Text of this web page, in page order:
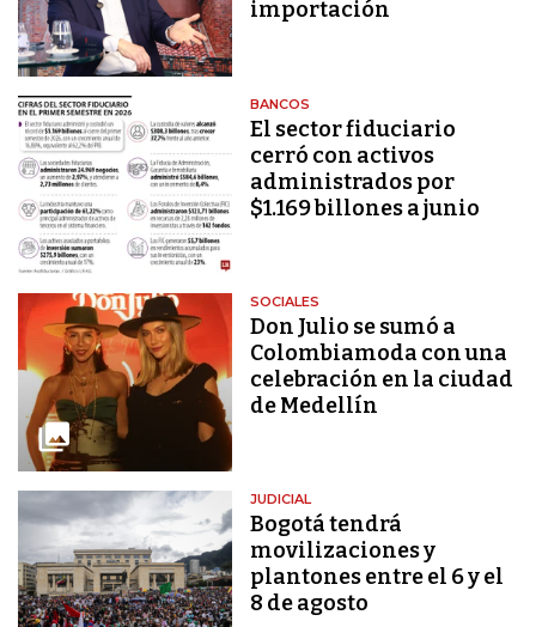
importación
BANCOS
El sector fiduciario
cerró con activos
administrados por
$1.169 billones a junio
SOCIALES
Don Julio se sumó a
Colombiamoda con una
celebración en la ciudad
de Medellín
JUDICIAL
Bogotá tendrá
movilizaciones y
plantones entre el 6 y el
8 de agosto